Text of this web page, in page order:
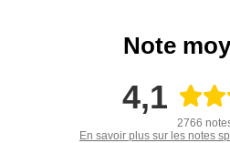
Note
4,1
2766
En savoir plus sur les notes